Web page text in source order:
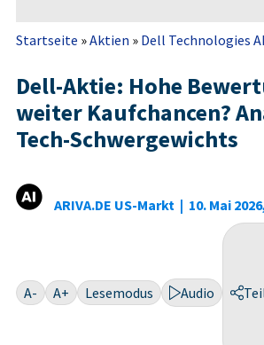
Startseite »Aktien » Dell Technologies
Dell-Aktie: Hohe
weiter Kaufchancen?
Tech-Schwergewichts
ARIVA.DE US-Markt | 10. Mai
A- A+ Lesemodus Audio